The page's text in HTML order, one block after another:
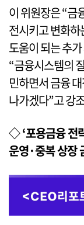
이 위원장은 “금
전시키고 변화
도움이 되는 추
“금융시스템의
민하면서 금융
나가겠다”고 강
◇ ‘포용금융 전
운영·중복 상장